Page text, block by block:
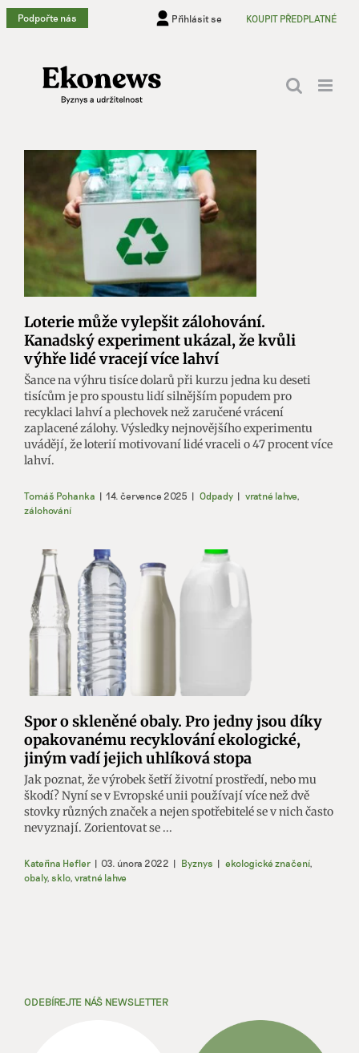
Přeskočit
na
Podpořte nás Přihlásit se KOUPIT PŘEDPLATNÉ
Loterie může vylepšit zálohování.
Kanadský experiment ukázal, že kvůli
výhře lidé vracejí více lahví
Šance na výhru tisíce dolarů při kurzu jedna ku deseti
tisícům je pro spoustu lidí silnějším popudem pro
recyklaci lahví a plechovek než zaručené vrácení
zaplacené zálohy. Výsledky nejnovějšího experimentu
uvádějí, že loterií motivovaní lidé vraceli o 47 procent více
lahví.
Tomáš Pohanka | 14. července 2025 | Odpady | vratné lahve,
zálohování
Spor o skleněné obaly. Pro jedny jsou díky
opakovanému recyklování ekologické,
jiným vadí jejich uhlíková stopa
Jak poznat, že výrobek šetří životní prostředí, nebo mu
škodí? Nyní se v Evropské unii používají více než dvě
stovky různých značek a nejen spotřebitelé se v nich často
nevyznají. Zorientovat se ...
Kateřina Hefler | 03. února 2022 | Byznys | ekologické značení,
obaly, sklo, vratné lahve
ODEBÍREJTE NÁŠ NEWSLETTER